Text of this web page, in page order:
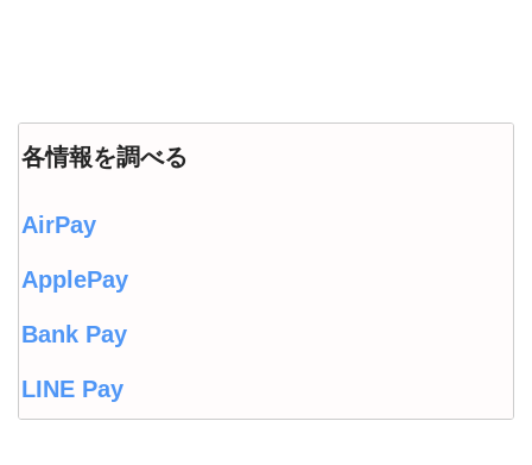
各情報を調べる
AirPay
ApplePay
Bank Pay
LINE Pay